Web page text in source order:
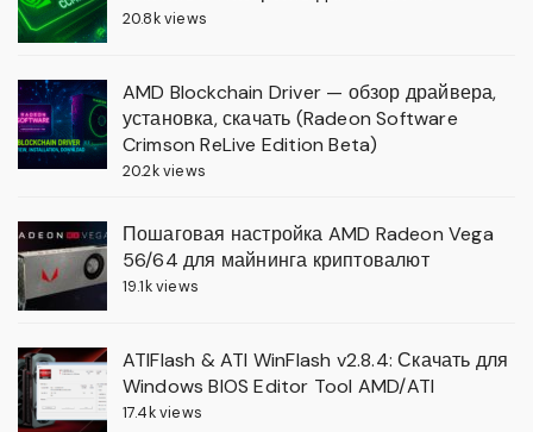
20.8k views
AMD Blockchain Driver — обзор драйвера,
установка, скачать (Radeon Software
Crimson ReLive Edition Beta)
20.2k views
Пошаговая настройка AMD Radeon Vega
56/64 для майнинга криптовалют
19.1k views
ATIFlash & ATI WinFlash v2.8.4: Скачать для
Windows BIOS Editor Tool AMD/ATI
17.4k views